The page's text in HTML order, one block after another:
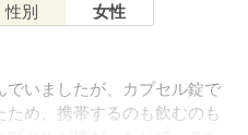
性別 女性
でいましたが、カプセル錠で
ため、携帯するのも飲むのも